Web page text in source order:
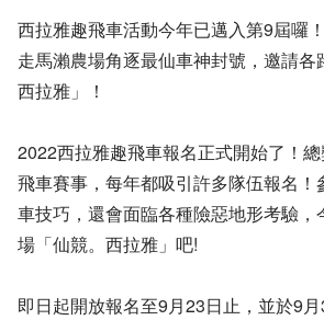
西拉雅趣飛車活動今年已邁入第9屆囉
走馬瀨農場角逐最仙車神封號，邀請各
西拉雅」！
2022西拉雅趣飛車報名正式開始了！
飛車賽事，每年都吸引許多隊伍報名
車技巧，還會面臨各種險惡地形考驗，
場「仙競。西拉雅」吧!
即日起開放報名至9月23日止，並於9